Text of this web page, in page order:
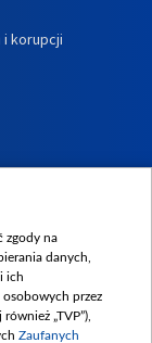
i korupcji
zgody na
danych,
ich
przez
„TVP”),
Zaufanych